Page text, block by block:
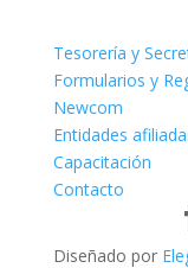
Tesorería y
Formularios y
Newcom
Entidades
Capacitación
Contacto
Diseñado por